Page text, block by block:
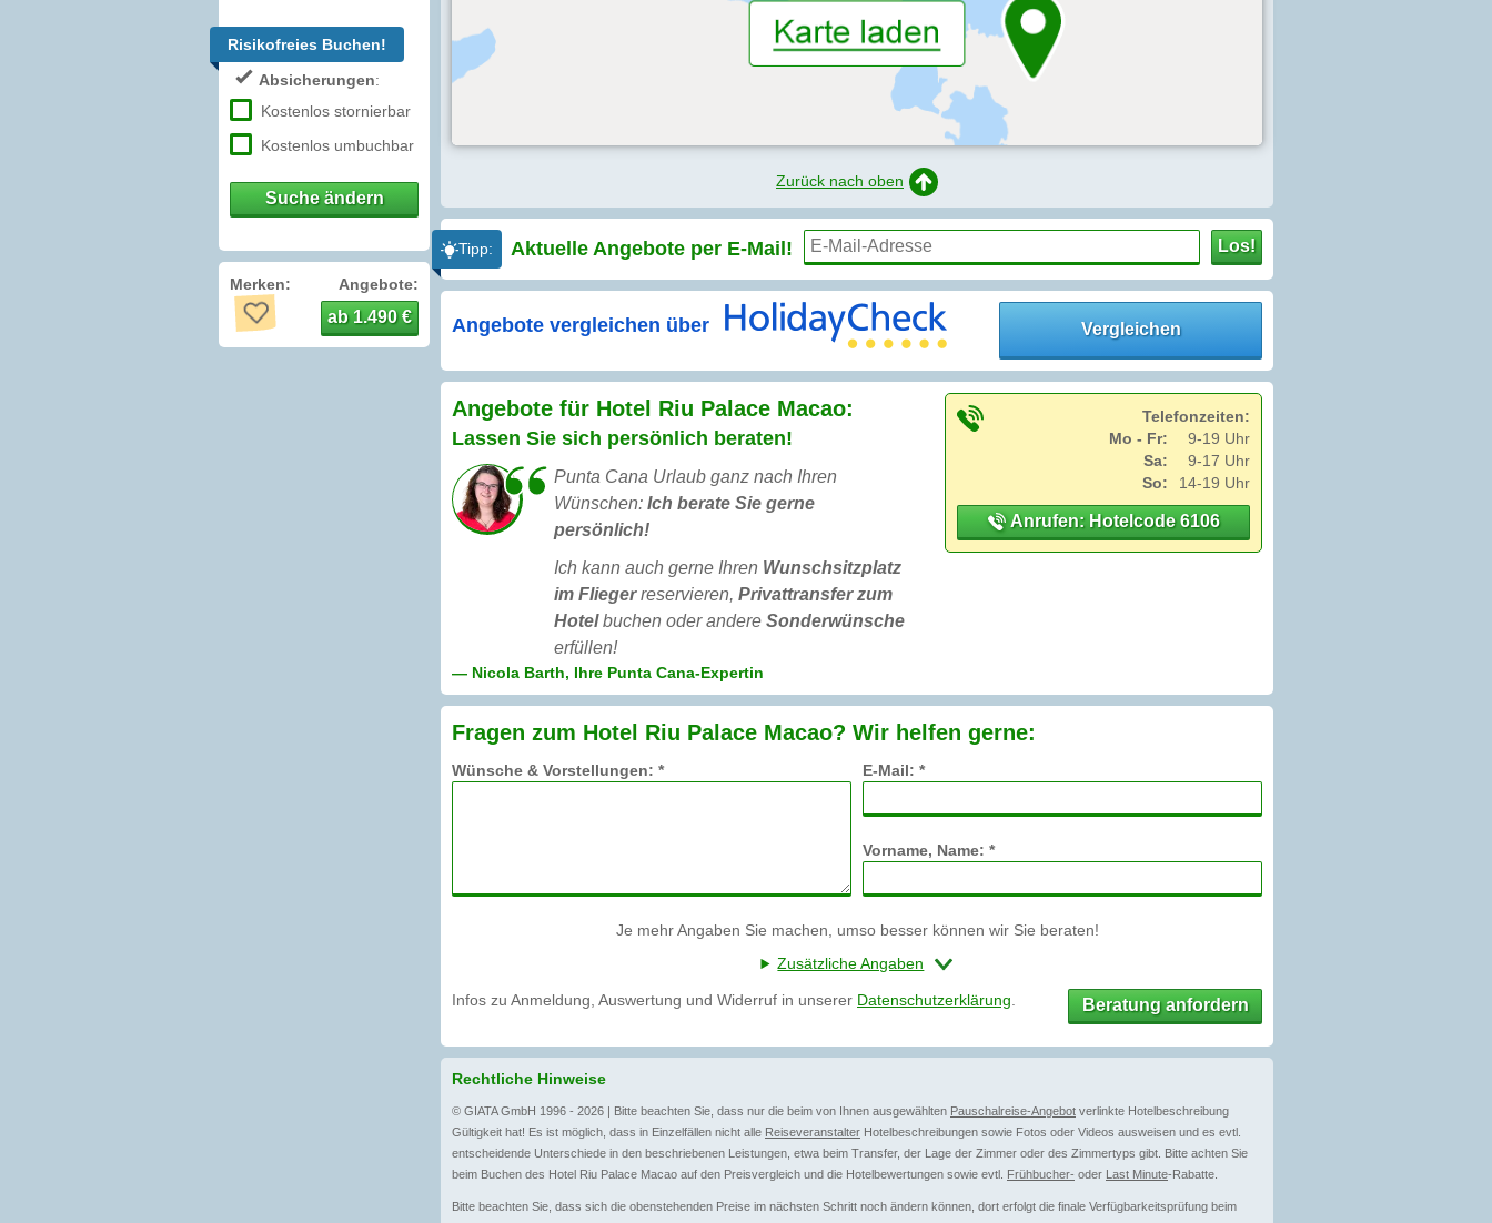
Risikofreies Buchen!
Absicherungen:
Kostenlos stornierbar
Kostenlos umbuchbar
Suche ändern
Merken: Angebote:
ab 1.490 €
Zurück nach oben
Tipp: Aktuelle Angebote per E-Mail! Los!
Angebote vergleichen über Vergleichen
Angebote für Hotel Riu Palace Macao:
Lassen Sie sich persönlich beraten!
Punta Cana Urlaub ganz nach Ihren
Wünschen: Ich berate Sie gerne
persönlich!
Ich kann auch gerne Ihren Wunschsitzplatz
im Fliegerreservieren, Privattransfer zum
Hotelbuchen oder andere Sonderwünsche
erfüllen!
— Nicola Barth, Ihre Punta Cana-Expertin
Telefonzeiten:
Mo - Fr:
9-19 Uhr
Sa:
9-17 Uhr
So:
14-19 Uhr
Anrufen: Hotelcode 6106
Fragen zum Hotel Riu Palace Macao? Wir helfen gerne:
Wünsche & Vorstellungen: * E-Mail: *
Vorname, Name: *
Je mehr Angaben Sie machen, umso besser können wir Sie beraten!
Zusätzliche Angaben
Infos zu Anmeldung, Auswertung und Widerruf in unserer Datenschutzerklärung Beratung anfordern
Rechtliche Hinweise
© GIATA GmbH 1996 - 2026 | Bitte beachten Sie, dass nur die beim von Ihnen ausgewählten Pauschalreise-Angebot verlinkte Hotelbeschreibung
Gültigkeit hat! Es ist möglich, dass in Einzelfällen nicht alle Reiseveranstalter Hotelbeschreibungen sowie Fotos oder Videos ausweisen und es evtl.
entscheidende Unterschiede in den beschriebenen Leistungen, etwa beim Transfer, der Lage der Zimmer oder des Zimmertyps gibt. Bitte achten Sie
beim Buchen des Hotel Riu Palace Macao auf den Preisvergleich und die Hotelbewertungen sowie evtl. Frühbucher- oder Last Minute-Rabatte.
Bitte beachten Sie, dass sich die obenstehenden Preise im nächsten Schritt noch ändern können, dort erfolgt die finale Verfügbarkeitsprüfung beim